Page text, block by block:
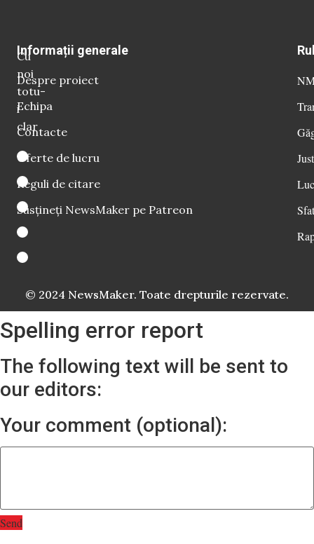
Cu
noi
totu-
i
clar
Informații generale
Despre proiect
Echipa
Contacte
Oferte de lucru
Reguli de citare
Susțineți NewsMaker pe Patreon
© 2024 NewsMaker. Toate drepturile rezervate.
Spelling error report
The following text will be sent to
our editors:
Your comment (optional):
Send